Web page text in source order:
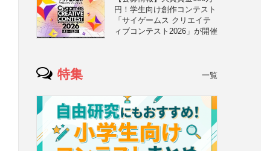
円！学生向け創作コンテスト
「サイゲームス クリエイテ
ィブコンテスト2026」が開催
特集 一覧